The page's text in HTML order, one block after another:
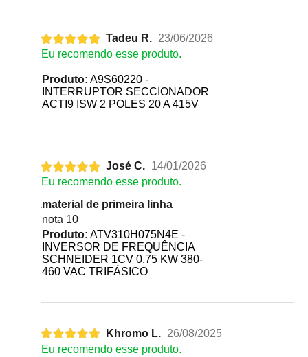
Tadeu R. 23/06/2026
Eu recomendo esse produto.
Produto: A9S60220 -
INTERRUPTOR SECCIONADOR
ACTI9 ISW 2 POLES 20 A 415V
José C. 14/01/2026
Eu recomendo esse produto.
material de primeira linha
nota 10
Produto: ATV310H075N4E -
INVERSOR DE FREQUÊNCIA
SCHNEIDER 1CV 0.75 KW 380-
460 VAC TRIFÁSICO
Khromo L. 26/08/2025
Eu recomendo esse produto.